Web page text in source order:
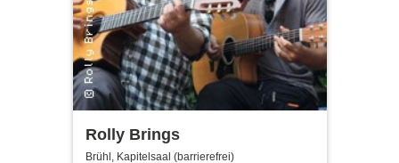
Rolly Brings
Brühl, Kapitelsaal (barrierefrei)